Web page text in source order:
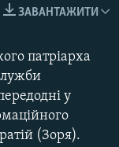
ЗАВАНТАЖИТИ
патріарха
у
(Зоря).